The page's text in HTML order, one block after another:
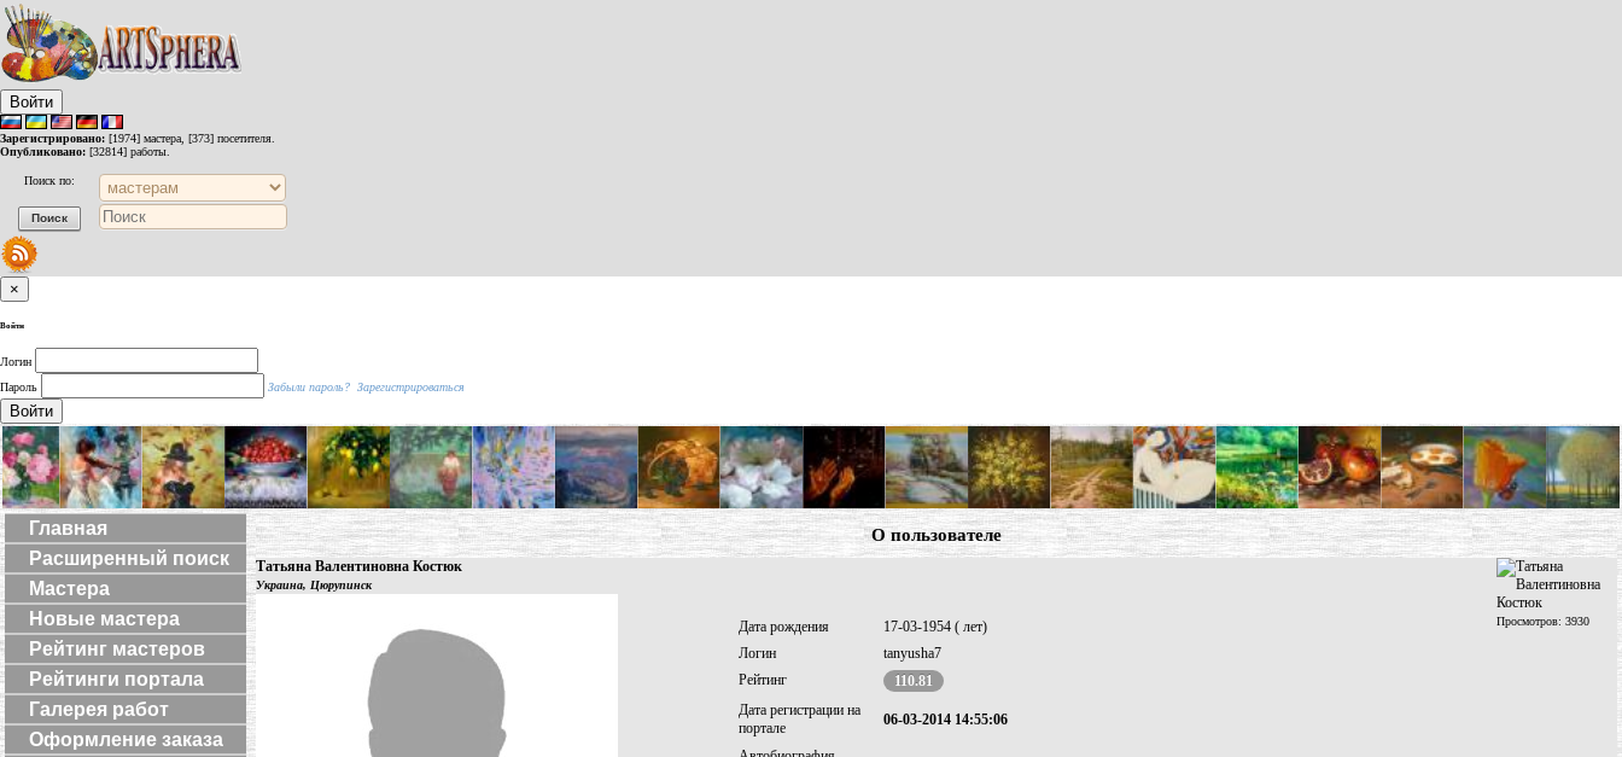
Войти
Зарегистрировано: [1974] мастера, [373] посетителя.
Опубликовано: [32814] работы.
Поиск по:
×
Войти
Логин
Пароль
Забыли пароль? Зарегистрироваться
Войти
Главная
Расширенный поиск
Мастера
Новые мастера
Рейтинг мастеров
Рейтинги портала
Галерея работ
Оформление заказа
О пользователе
Татьяна Валентиновна Костюк
Просмотров: 3930
Украина, Цюрупинск
Дата рождения
17-03-1954 ( лет)
Логин
tanyusha7
Рейтинг
110.81
Дата регистрации на
портале
06-03-2014 14:55:06